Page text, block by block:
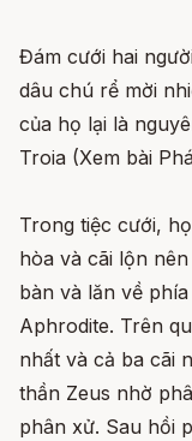
Đám cưới hai
dâu chú rể mời
của họ lại là
Troia (Xem bài
Trong tiệc cưới,
hòa và cãi lộn
bàn và lăn về
Aphrodite. Trên
nhất và cả ba cãi
thần Zeus nhờ
phân xử. Sau hồi